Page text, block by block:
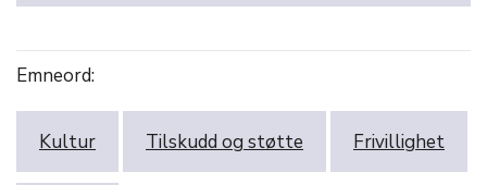
Emneord:
Kultur Tilskudd og støtte Frivillighet